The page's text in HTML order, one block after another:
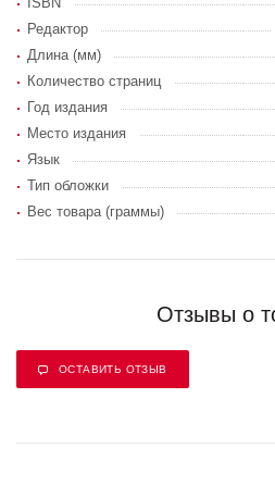
Редактор
Длина (мм)
Количество страниц
Год издания
Место издания
Язык
Тип обложки
Вес товара (граммы)
Отзывы о
ОСТАВИТЬ ОТЗЫВ